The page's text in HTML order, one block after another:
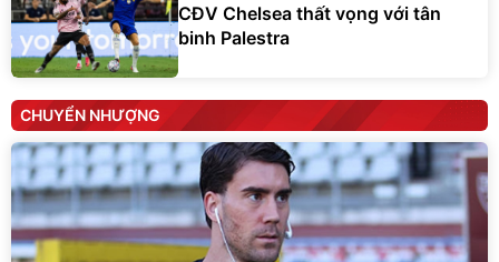
CĐV Chelsea thất vọng với tân
binh Palestra
CHUYỂN NHƯỢNG